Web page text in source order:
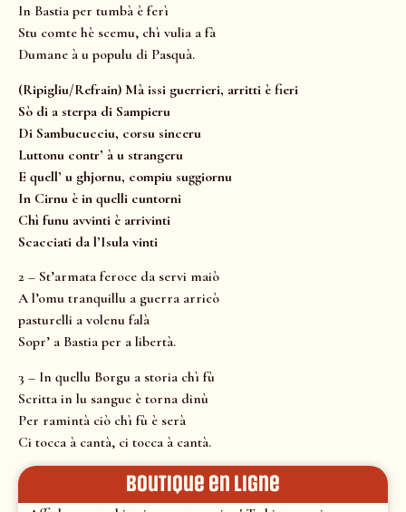
In Bastia per tumbà è ferì
Stu comte hè scemu, chì vulia a fà
Dumane à u populu di Pasquà.
(Ripigliu/Refrain) Mà issi guerrieri, arritti è fieri
Sò di a sterpa di Sampieru
Di Sambucucciu, corsu sinceru
Luttonu contr’ à u strangeru
E quell’ u ghjornu, compiu suggiornu
In Cirnu è in quelli cuntorni
Chì funu avvinti è arrivinti
Scacciati da l’Isula vinti
2 – St’armata feroce da servi maiò
A l’omu tranquillu a guerra arricò
pasturelli a volenu falà
Sopr’ a Bastia per a libertà.
3 – In quellu Borgu a storia chì fù
Scritta in lu sangue è torna dinù
Per ramintà ciò chì fù è serà
Ci tocca à cantà, ci tocca à cantà.
Boutique en ligne